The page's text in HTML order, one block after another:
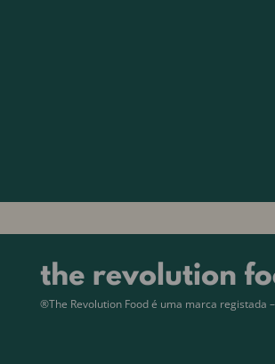
®The Revolution Food é uma marca registada